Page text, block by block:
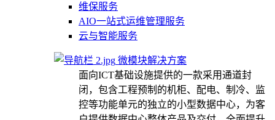
维保服务
AIO一站式运维管理服务
云与智能服务
微模块解决方案
面向ICT基础设施提供的一款采用通道封
闭，包含工程预制的机柜、配电、制冷、监
控等功能单元的独立的小型数据中心，为客